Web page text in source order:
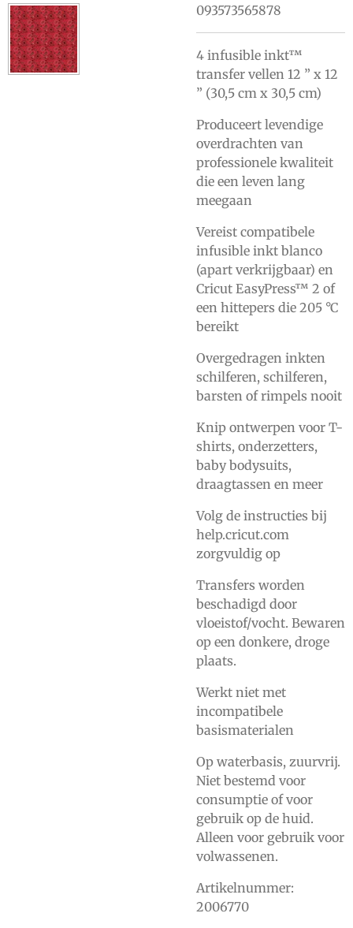
093573565878
4 infusible inkt™
transfer vellen 12 ” x 12
” (30,5 cm x 30,5 cm)
Produceert levendige
overdrachten van
professionele kwaliteit
die een leven lang
meegaan
Vereist compatibele
infusible inkt blanco
(apart verkrijgbaar) en
Cricut EasyPress™ 2 of
een hittepers die 205 °C
bereikt
Overgedragen inkten
schilferen, schilferen,
barsten of rimpels nooit
Knip ontwerpen voor T-
shirts, onderzetters,
baby bodysuits,
draagtassen en meer
Volg de instructies bij
help.cricut.com
zorgvuldig op
Transfers worden
beschadigd door
vloeistof/vocht. Bewaren
op een donkere, droge
plaats.
Werkt niet met
incompatibele
basismaterialen
Op waterbasis, zuurvrij.
Niet bestemd voor
consumptie of voor
gebruik op de huid.
Alleen voor gebruik voor
volwassenen.
Artikelnummer:
2006770